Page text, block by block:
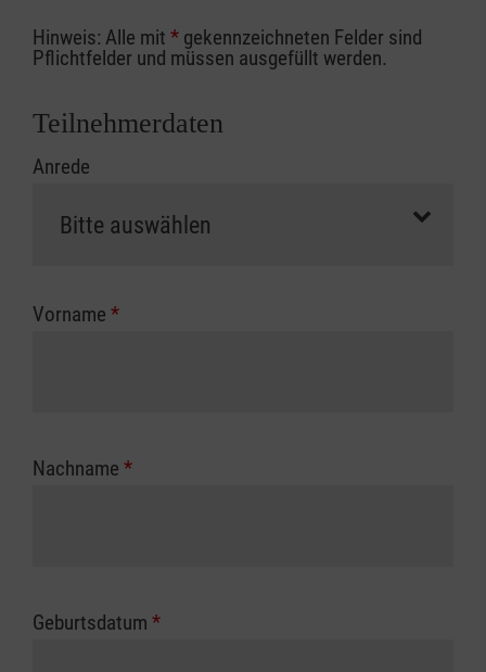
Sofern Sie ein Kostenübernahmeverfahren
Ihrer Berufsgenossenschaft / Unfallkasse
Abrechnungsunterlagen spätestens zu
erfolgt eine Abrechnung der vollen Kursgebühr
Die notwendigen Formulare für die
zuständigen Berufsgenossenschaft oder
Hinweis: Alle mit * gekennzeichneten Felder sind
Pflichtfelder und müssen ausgefüllt werden.
Teilnehmerdaten
Anrede
Vorname *
Nachname *
Geburtsdatum *